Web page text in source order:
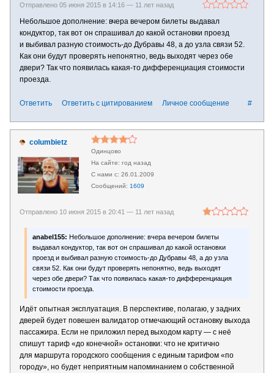
Отправлено 05 июня 2015 в 14:16 — 11 лет назад
Небольшое дополнение: вчера вечером билеты выдавал
кондуктор, так вот он спрашивал до какой остановки проезд
и выбивал разную стоимость-до Дубравы 48, а до узла связи 52.
Как они будут проверять непонятно, ведь выходят через обе
двери? Так что появилась какая-то дифференциация стоимости
проезда.
#
Ответить Ответить с цитированием Личное сообщение
columbietz
Одинцово
год назад
26.01.2009
1609
Отправлено 10 июня 2015 в 20:41 — 11 лет назад
anabel155: Небольшое дополнение: вчера вечером билеты
выдавал кондуктор, так вот он спрашивал до какой остановки
проезд и выбивал разную стоимость-до Дубравы 48, а до узла
связи 52. Как они будут проверять непонятно, ведь выходят
через обе двери? Так что появилась какая-то дифференциация
стоимости проезда.
Идёт опытная эксплуатация. В перспективе, полагаю, у задних
дверей будет повешен валидатор отмечающий остановку выхода
пассажира. Если не приложил перед выходом карту — с неё
спишут тариф «до конечной» остановки: что не критично
для маршрута городского сообщения с единым тарифом «по
городу», но будет неприятным напоминанием о собственной